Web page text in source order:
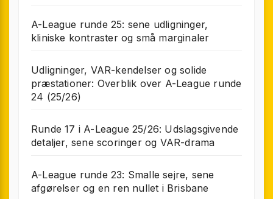
A-League runde 25: sene udligninger,
kliniske kontraster og små marginaler
Udligninger, VAR-kendelser og solide
præstationer: Overblik over A-League runde
24 (25/26)
Runde 17 i A-League 25/26: Udslagsgivende
detaljer, sene scoringer og VAR-drama
A-League runde 23: Smalle sejre, sene
afgørelser og en ren nullet i Brisbane